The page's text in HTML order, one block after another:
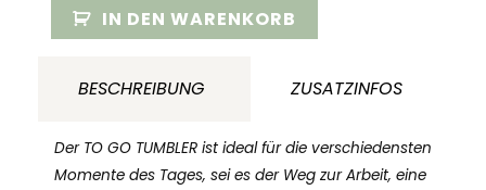
Tumbler
Menge
IN DEN WARENKORB
BESCHREIBUNG ZUSATZINFOS
Der TO GO TUMBLER ist ideal für die verschiedensten
Momente des Tages, sei es der Weg zur Arbeit, eine